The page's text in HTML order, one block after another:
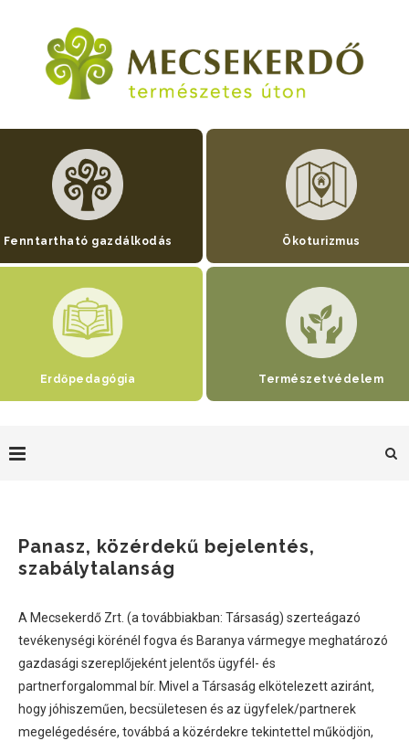
Fenntartható gazdálkodás Ökoturizmus
Erdőpedagógia Természetvédelem
Panasz, közérdekű bejelentés,
szabálytalanság
A Mecsekerdő Zrt. (a továbbiakban: Társaság) szerteágazó
tevékenységi körénél fogva és Baranya vármegye meghatározó
gazdasági szereplőjeként jelentős ügyfél- és
partnerforgalommal bír. Mivel a Társaság elkötelezett aziránt,
hogy jóhiszeműen, becsületesen és az ügyfelek/partnerek
megelégedésére, továbbá a közérdekre tekintettel működjön,